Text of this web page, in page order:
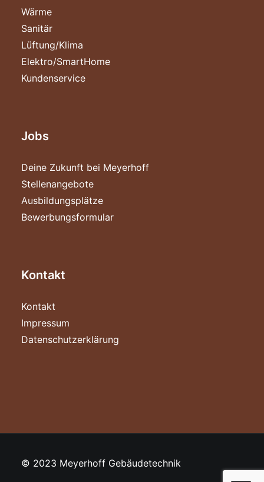
Wärme
Sanitär
Lüftung/Klima
Elektro/SmartHome
Kundenservice
Jobs
Deine Zukunft bei Meyerhoff
Stellenangebote
Ausbildungsplätze
Bewerbungsformular
Kontakt
Kontakt
Impressum
Datenschutzerklärung
© 2023 Meyerhoff Gebäudetechnik